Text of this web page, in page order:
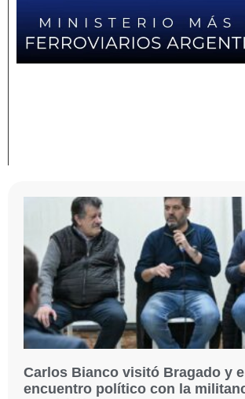
Carlos Bianco visitó Bragado y
encuentro político con la